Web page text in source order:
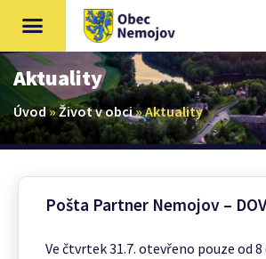
Aktuality
Úvod»Život v obci»Aktuality
Pošta Partner Nemojov –
Ve čtvrtek 31.7. otevřeno pouze od 8